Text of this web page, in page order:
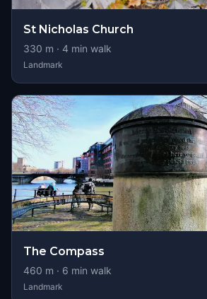
St Nicholas Church
330 m · 4 min walk
Landmark
The Compass
460 m · 6 min walk
Landmark